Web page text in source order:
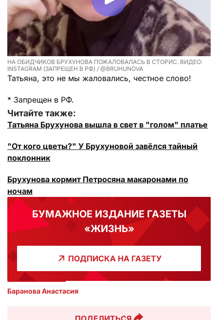
НА ОБИДЧИКОВ БРУХУНОВА ПОЖАЛОВАЛАСЬ В СТОРИС. ВИДЕО:
INSTAGRAM (ЗАПРЕЩЕН В РФ) / @BRUHUNOVA
Татьяна, это не мы жаловались, честное слово!
* Запрещен в РФ.
Читайте также:
Татьяна Брухунова вышла в свет в "голом" платье
"От кого цветы?" У Брухуновой завёлся тайный
поклонник
Брухунова кормит Петросяна макаронами по
ночам
БУМАЖНОЕ ИЗДАНИЕ ГАЗЕТЫ
«ЖИЗНЬ»
ПОДПИСКА НА ГАЗЕТУ
Баранова Анастасия